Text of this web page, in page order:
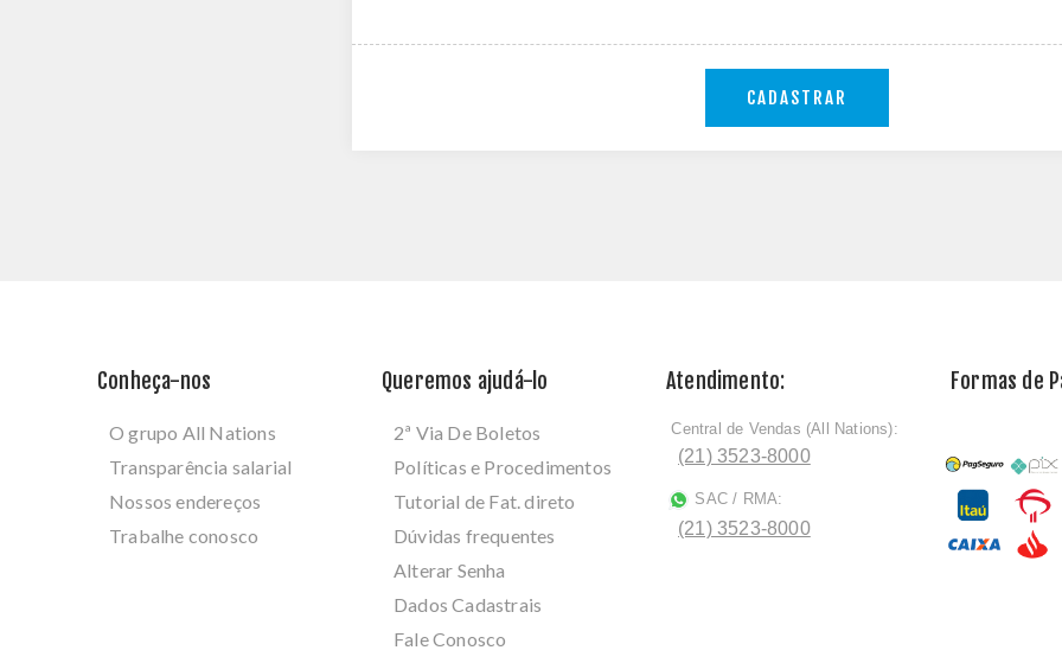
CADASTRAR
Conheça-nos
O grupo All Nations
Transparência salarial
Nossos endereços
Trabalhe conosco
Queremos ajudá-lo
2ª Via De Boletos
Políticas e Procedimentos
Tutorial de Fat. direto
Dúvidas frequentes
Alterar Senha
Dados Cadastrais
Fale Conosco
Atendimento:
ﾠCentral de Vendas (All Nations):
(21) 3523-8000
SAC / RMA:
(21) 3523-8000
Formas de